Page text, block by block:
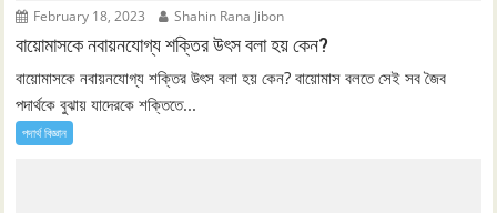
February 18, 2023 Shahin Rana Jibon
বায়োমাসকে নবায়নযোগ্য শক্তির উৎস বলা হয় কেন?
বায়োমাসকে নবায়নযোগ্য শক্তির উৎস বলা হয় কেন? বায়োমাস বলতে সেই সব জৈব
পদার্থকে বুঝায় যাদেরকে শক্তিতে...
পদার্থ বিজ্ঞান